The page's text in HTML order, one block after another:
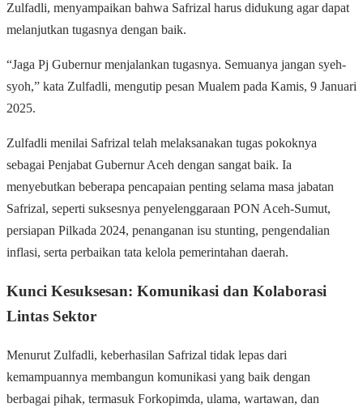
Zulfadli, menyampaikan bahwa Safrizal harus didukung agar dapat
melanjutkan tugasnya dengan baik.
“Jaga Pj Gubernur menjalankan tugasnya. Semuanya jangan syeh-
syoh,” kata Zulfadli, mengutip pesan Mualem pada Kamis, 9 Januari
2025.
Zulfadli menilai Safrizal telah melaksanakan tugas pokoknya
sebagai Penjabat Gubernur Aceh dengan sangat baik. Ia
menyebutkan beberapa pencapaian penting selama masa jabatan
Safrizal, seperti suksesnya penyelenggaraan PON Aceh-Sumut,
persiapan Pilkada 2024, penanganan isu stunting, pengendalian
inflasi, serta perbaikan tata kelola pemerintahan daerah.
Kunci Kesuksesan: Komunikasi dan Kolaborasi
Lintas Sektor
Menurut Zulfadli, keberhasilan Safrizal tidak lepas dari
kemampuannya membangun komunikasi yang baik dengan
berbagai pihak, termasuk Forkopimda, ulama, wartawan, dan